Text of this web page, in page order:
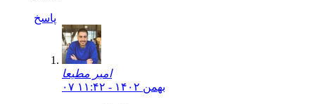
پاسخ
امیر مطیعا
۰۷ بهمن ۱۴۰۲ - ۱۱:۴۲